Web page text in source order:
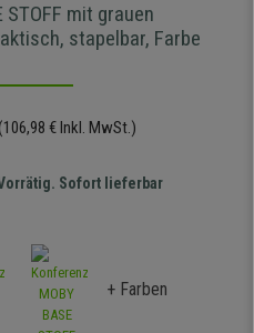
mit grauen
stapelbar, Farbe
(106,98 € Inkl. MwSt.)
Sofort lieferbar
+ Farben